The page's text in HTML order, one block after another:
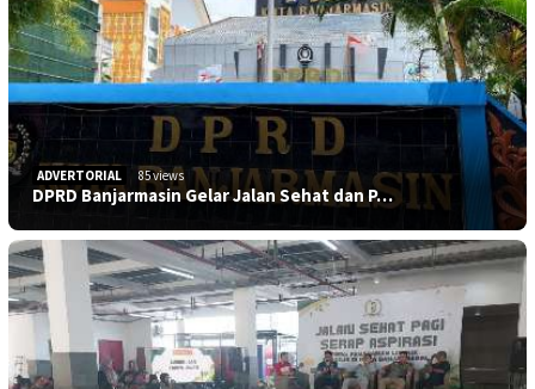
ADVERTORIAL 85 views
DPRD Banjarmasin Gelar Jalan Sehat dan P…